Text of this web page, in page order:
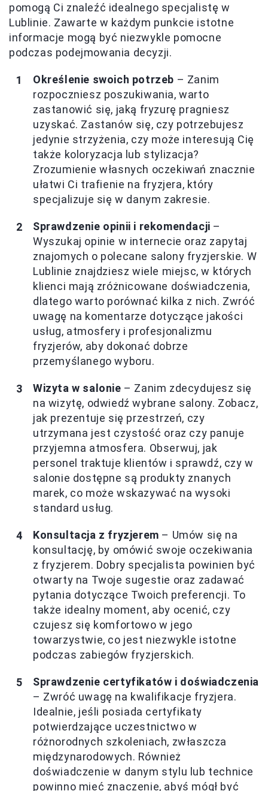
pomogą Ci znaleźć idealnego specjalistę w
Lublinie. Zawarte w każdym punkcie istotne
informacje mogą być niezwykle pomocne
podczas podejmowania decyzji.
Określenie swoich potrzeb – Zanim
rozpoczniesz poszukiwania, warto
zastanowić się, jaką fryzurę pragniesz
uzyskać. Zastanów się, czy potrzebujesz
jedynie strzyżenia, czy może interesują Cię
także koloryzacja lub stylizacja?
Zrozumienie własnych oczekiwań znacznie
ułatwi Ci trafienie na fryzjera, który
specjalizuje się w danym zakresie.
Sprawdzenie opinii i rekomendacji –
Wyszukaj opinie w internecie oraz zapytaj
znajomych o polecane salony fryzjerskie. W
Lublinie znajdziesz wiele miejsc, w których
klienci mają zróżnicowane doświadczenia,
dlatego warto porównać kilka z nich. Zwróć
uwagę na komentarze dotyczące jakości
usług, atmosfery i profesjonalizmu
fryzjerów, aby dokonać dobrze
przemyślanego wyboru.
Wizyta w salonie – Zanim zdecydujesz się
na wizytę, odwiedź wybrane salony. Zobacz,
jak prezentuje się przestrzeń, czy
utrzymana jest czystość oraz czy panuje
przyjemna atmosfera. Obserwuj, jak
personel traktuje klientów i sprawdź, czy w
salonie dostępne są produkty znanych
marek, co może wskazywać na wysoki
standard usług.
Konsultacja z fryzjerem – Umów się na
konsultację, by omówić swoje oczekiwania
z fryzjerem. Dobry specjalista powinien być
otwarty na Twoje sugestie oraz zadawać
pytania dotyczące Twoich preferencji. To
także idealny moment, aby ocenić, czy
czujesz się komfortowo w jego
towarzystwie, co jest niezwykle istotne
podczas zabiegów fryzjerskich.
Sprawdzenie certyfikatów i doświadczenia
– Zwróć uwagę na kwalifikacje fryzjera.
Idealnie, jeśli posiada certyfikaty
potwierdzające uczestnictwo w
różnorodnych szkoleniach, zwłaszcza
międzynarodowych. Również
doświadczenie w danym stylu lub technice
powinno mieć znaczenie, abyś mógł być